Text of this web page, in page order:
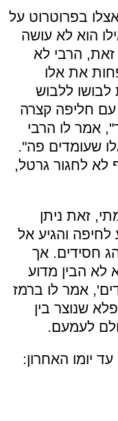
בפרוטרוט על
הוא לא עושה
זאת, הרבי לא
את אלו
לבושו ללבוש
עם חליפה קצרה
אמר לו הרבי
שעומדים פה".
לא לחגור גרטל,
זאת ניתן
והגיע אל
חסידים. אך
לא הבין מדוע
אמר לו ברמז
שנוצר בין
לעמעם.
יומו האחרון: